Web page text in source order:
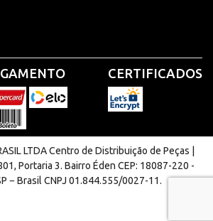
CERTIFICADOS
LTDA Centro de Distribuição de Peças |
Portaria 3. Bairro Éden CEP: 18087-220 -
− Brasil CNPJ 01.844.555/0027-11.